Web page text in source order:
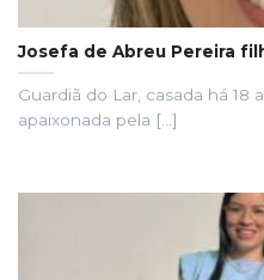
Josefa de Abreu Pereira
Guardiã do Lar, casada há 18
apaixonada pela [...]